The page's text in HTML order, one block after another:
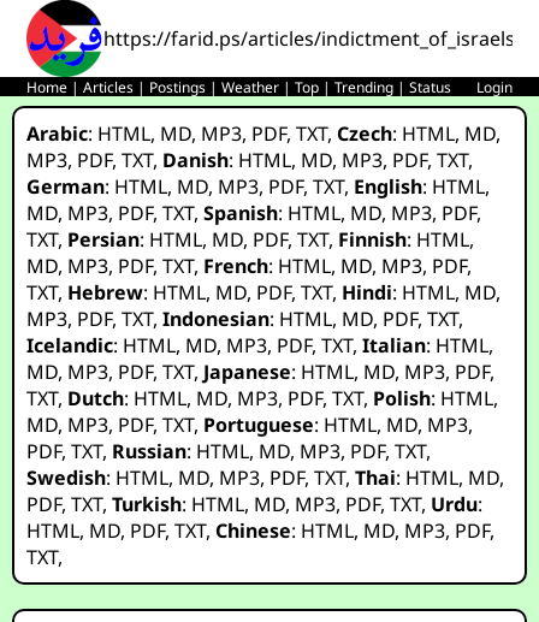
https://farid.ps/articles/
Home |Articles | Postings |Weather |Top |Trending |Status Login
Arabic: HTML, MD, MP3, PDF,TXT,Czech: HTML, MD,
MP3, PDF,TXT, Danish: HTML, MD, MP3, PDF,TXT,
German: HTML, MD, MP3, PDF,TXT, English: HTML,
MD, MP3, PDF,TXT,Spanish: HTML, MD, MP3, PDF,
TXT, Persian: HTML, MD, PDF,TXT, Finnish: HTML,
MD, MP3, PDF,TXT, French: HTML, MD, MP3, PDF,
TXT, Hebrew: HTML, MD, PDF,TXT, Hindi: HTML, MD,
MP3, PDF,TXT,Indonesian: HTML, MD, PDF,TXT,
Icelandic: HTML, MD, MP3, PDF,TXT,Italian: HTML,
MD, MP3, PDF,TXT, Japanese: HTML, MD, MP3, PDF,
TXT, Dutch: HTML, MD, MP3, PDF,TXT, Polish: HTML,
MD, MP3, PDF,TXT, Portuguese: HTML, MD, MP3,
PDF,TXT, Russian: HTML, MD, MP3, PDF,TXT,
Swedish: HTML, MD, MP3, PDF,TXT,Thai: HTML, MD,
PDF,TXT,Turkish: HTML, MD, MP3, PDF,TXT, Urdu:
HTML, MD, PDF,TXT,Chinese: HTML, MD, MP3, PDF,
TXT,